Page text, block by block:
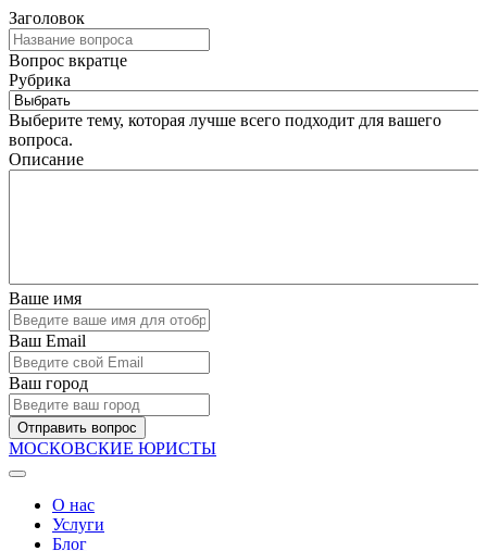
Заголовок
Вопрос вкратце
Рубрика
Выберите тему, которая лучше всего подходит для вашего
вопроса.
Описание
Ваше имя
Ваш Email
Ваш город
Отправить вопрос
МОСКОВСКИЕ ЮРИСТЫ
О нас
Услуги
Блог